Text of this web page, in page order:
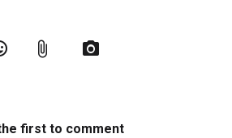
first to comment